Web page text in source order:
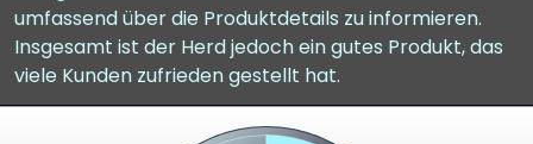
umfassend über die Produktdetails zu informieren.
Insgesamt ist der Herd jedoch ein gutes Produkt, das
viele Kunden zufrieden gestellt hat.